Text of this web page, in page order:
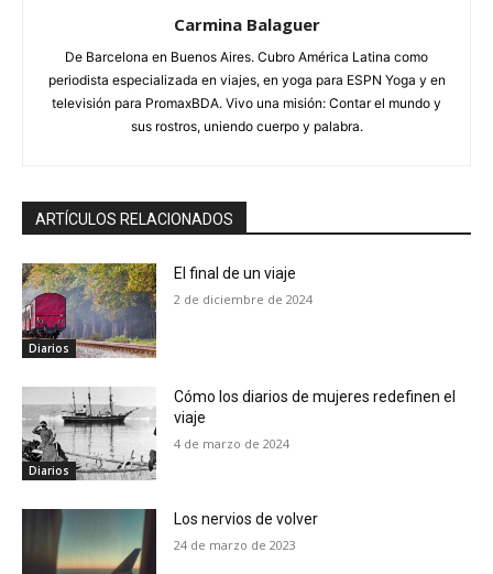
Carmina Balaguer
De Barcelona en Buenos Aires. Cubro América Latina como
periodista especializada en viajes, en yoga para ESPN Yoga y en
televisión para PromaxBDA. Vivo una misión: Contar el mundo y
sus rostros, uniendo cuerpo y palabra.
ARTÍCULOS RELACIONADOS
Diarios
El final de un viaje
2 de diciembre de 2024
Diarios
Cómo los diarios de mujeres redefinen el
viaje
4 de marzo de 2024
Los nervios de volver
24 de marzo de 2023